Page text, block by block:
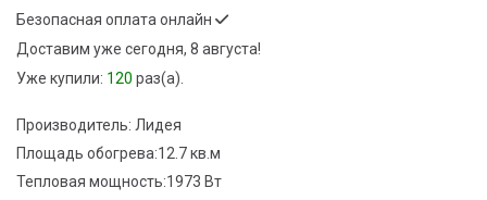
Безопасная оплата онлайн
Доставим уже сегодня, 8 августа!
Уже купили: 120 раз(a).
Производитель: Лидея
Площадь обогрева:12.7 кв.м
Тепловая мощность:1973 Вт